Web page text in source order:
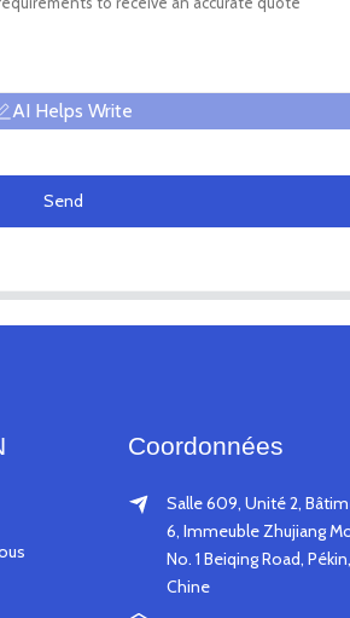
AI Helps Write
Send
Coordonnées
Salle 609, Unité 2,
6, Immeuble Zhujiang
No. 1 Beiqing Road, Pékin,
Chine